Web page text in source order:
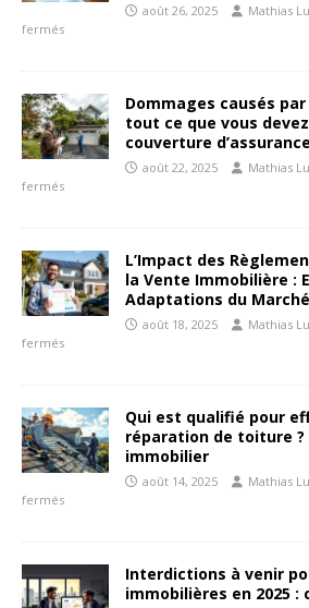
août 26, 2025 Mathias
fermés
Dommages causés
tout ce que vous
couverture
août 22, 2025 Mathias
fermés
L’Impact des
la Vente Immobilière :
Adaptations du Marché
août 18, 2025 Mathias
fermés
Qui est qualifié pour
réparation de toiture ?
immobilier
août 14, 2025 Mathias
fermés
Interdictions à venir
immobilières en 2025 :